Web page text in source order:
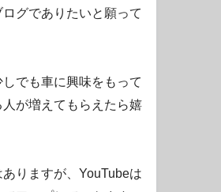
グでありたいと願って
でも車に興味をもって
が増えてもらえたら嬉
りますが、YouTubeは